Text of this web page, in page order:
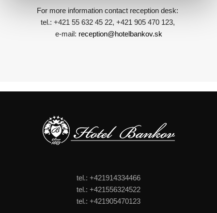
For more information contact reception desk:
tel.: +421 55 632 45 22, +421 905 470 123,
e-mail: reception@hotelbankov.sk
tel.: +421914334466
tel.: +421556324522
tel.: +421905470123